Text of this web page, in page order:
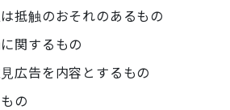
抵触のおそれのあるもの
関するもの
広告を内容とするもの
の